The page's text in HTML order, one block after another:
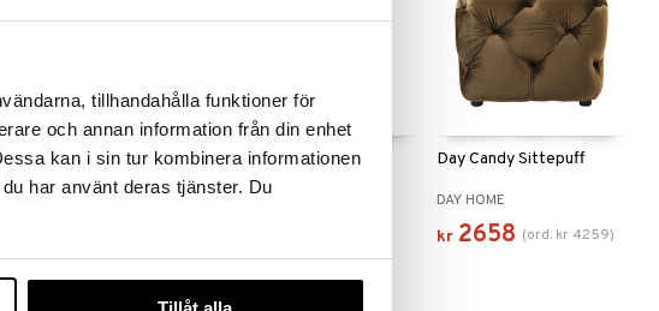
tillhandahålla funktioner för
och annan information från din enhet
kan i sin tur kombinera informationen
har använt deras tjänster. Du
Bloomingville Aviskiosk
BLOOMINGVILLE
Bloomingville Cher
Sidebord
BLOOMINGVILLE
Day Candy Sittepuff
DAY HOME
kr 2658 (ord. kr 4259)